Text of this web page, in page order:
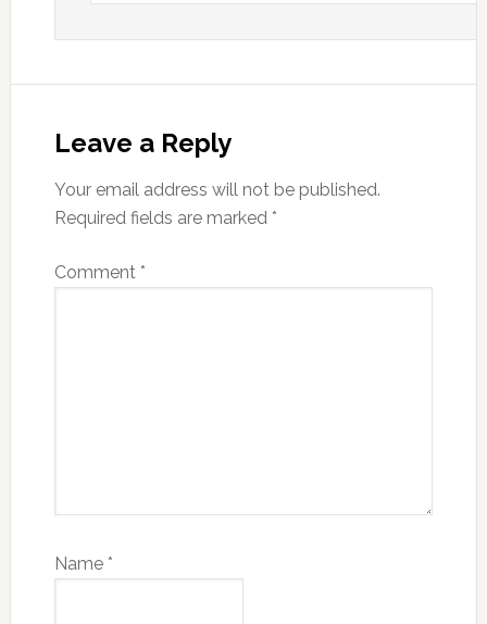
Leave a Reply
Your email address will not be published.
Required fields are marked *
Comment *
Name *